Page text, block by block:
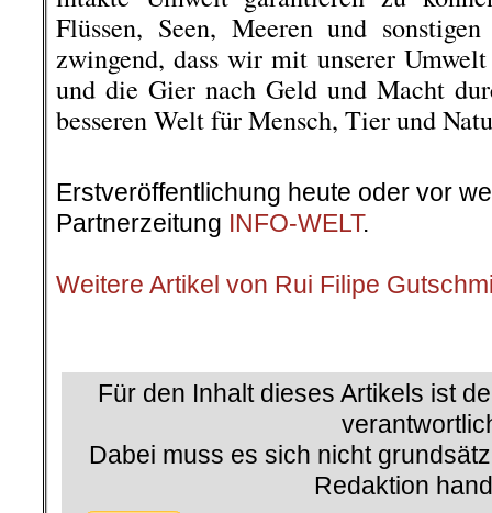
Flüssen, Seen, Meeren und
zwingend, dass wir mit unserer
und die Gier nach Geld und Macht
besseren Welt für Mensch, Tier und
Erstveröffentlichung heute oder vor
Partnerzeitung INFO-WELT.
Weitere Artikel von Rui Filipe
Für den Inhalt dieses Artikels ist
Dabei muss es sich nicht
Redaktion